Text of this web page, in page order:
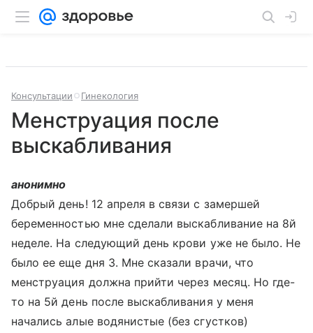
Консультации Гинекология
Менструация после
выскабливания
анонимно
Добрый день! 12 апреля в связи с замершей
беременностью мне сделали выскабливание на 8й
неделе. На следующий день крови уже не было. Не
было ее еще дня 3. Мне сказали врачи, что
менструация должна прийти через месяц. Но где-
то на 5й день после выскабливания у меня
начались алые водянистые (без сгустков)